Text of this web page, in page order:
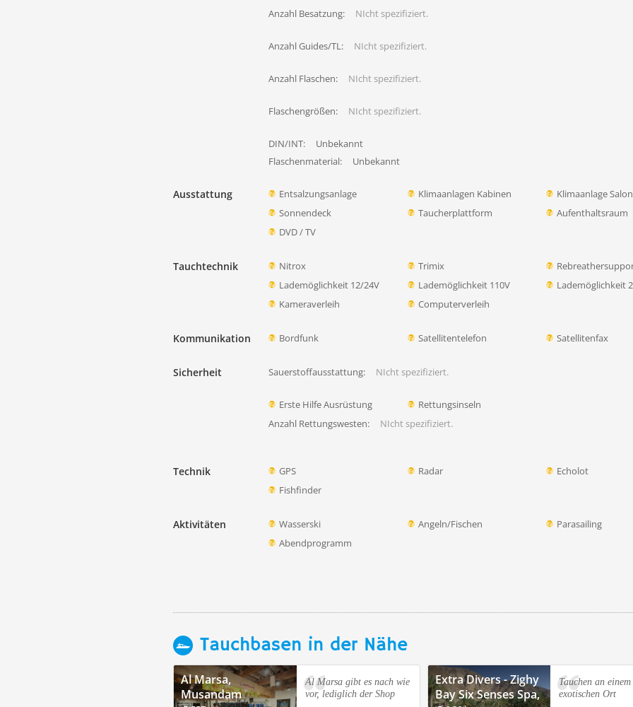
Anzahl Besatzung: NIcht spezifiziert.
Anzahl Guides/TL: NIcht spezifiziert.
Anzahl Flaschen: NIcht spezifiziert.
Flaschengrößen: NIcht spezifiziert.
DIN/INT:
Unbekannt
Flaschenmaterial:
Unbekannt
Ausstattung Entsalzungsanlage Klimaanlagen Kabinen
Klimaanlage Salon
Sonnendeck
Taucherplattform
Aufenthaltsraum
DVD / TV
Tauchtechnik Nitrox Trimix
Lademöglichkeit 12/24V
Lademöglichkeit 110V
Lademöglichkeit
Kameraverleih
Computerverleih
Kommunikation Bordfunk Satellitentelefon Satellitenfax
Sicherheit Sauerstoffausstattung: NIcht spezifiziert.
Erste Hilfe Ausrüstung
Rettungsinseln
Anzahl Rettungswesten:
NIcht spezifiziert.
Technik GPS Radar
Echolot
Fishfinder
Aktivitäten Wasserski Angeln/Fischen
Parasailing
Abendprogramm
Tauchbasen in der Nähe
Al Marsa,
Musandam
Al Marsa gibt es nach wie
vor, lediglich der Shop
Extra Divers - Zighy
Bay Six Senses Spa,
Tauchen an einem
exotischen Ort